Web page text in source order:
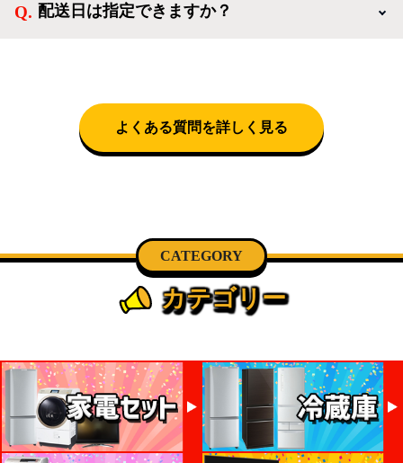
神奈川・千葉)において自社配送を選択いただくこと
配送日は指定できますか？
話にて日時決定に関するご連絡をさせて頂きます。
よくある質問を詳しく見る
CATEGORY
カテゴリー